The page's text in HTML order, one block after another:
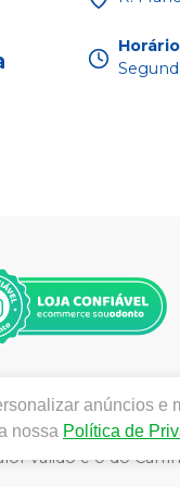
reservados |
Ribeirão Preto -
Privacidade e
válido é o do
anúncios e
nossa Política de